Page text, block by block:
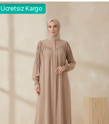
Ücretsiz Kargo